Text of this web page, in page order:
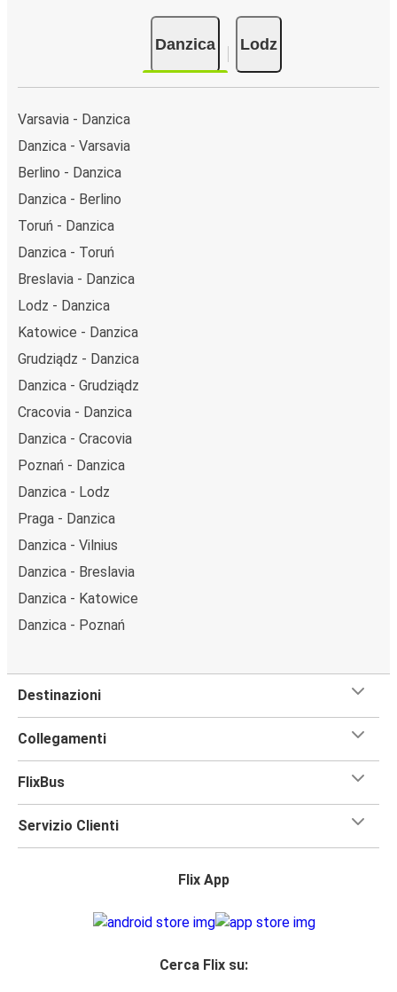
Danzica Lodz
Varsavia - Danzica
Danzica - Varsavia
Berlino - Danzica
Danzica - Berlino
Toruń - Danzica
Danzica - Toruń
Breslavia - Danzica
Lodz - Danzica
Katowice - Danzica
Grudziądz - Danzica
Danzica - Grudziądz
Cracovia - Danzica
Danzica - Cracovia
Poznań - Danzica
Danzica - Lodz
Praga - Danzica
Danzica - Vilnius
Danzica - Breslavia
Danzica - Katowice
Danzica - Poznań
Destinazioni
Collegamenti
FlixBus
Servizio Clienti
Flix App
Cerca Flix su: